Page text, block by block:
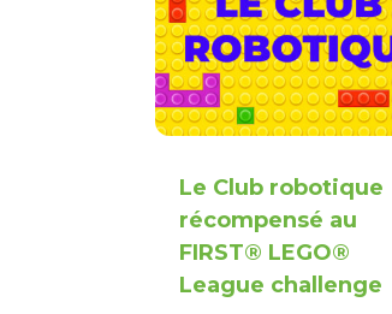
Le Club robotique
récompensé au
FIRST® LEGO®
League challenge